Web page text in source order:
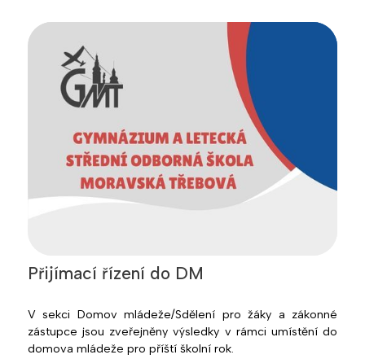
Přijímací řízení do DM
V sekci Domov mládeže/Sdělení pro žáky a zákonné
zástupce jsou zveřejněny výsledky v rámci umístění do
domova mládeže pro příští školní rok.